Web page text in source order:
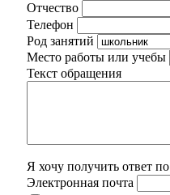
Отчество
Телефон
Род занятий
Место работы или учебы
Текст обращения
Я хочу получить ответ по
Электронная почта